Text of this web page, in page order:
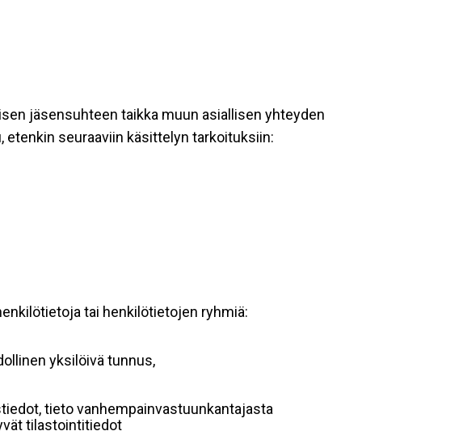
jäsensuhteen taikka muun asiallisen yhteyden
seuraaviin käsittelyn tarkoituksiin:
tai henkilötietojen ryhmiä:
yksilöivä tunnus,
tieto vanhempainvastuunkantajasta
tilastointitiedot